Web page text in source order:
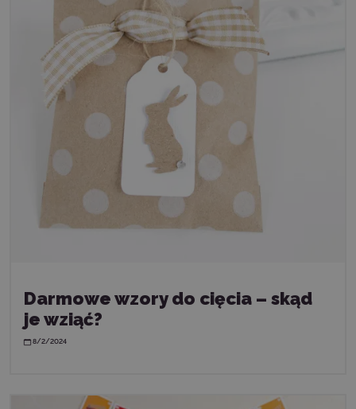
Darmowe wzory do cięcia – skąd
je wziąć?
8/2/2024